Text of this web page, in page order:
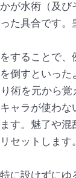
が水術（及
た具合です
することで、
倒すといった
術を元から覚
ャラが使わ
す。魅了や
セットします。
に設けずにゆ